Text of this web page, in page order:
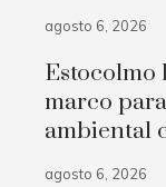
agosto 6, 2026
Estocolmo
marco
ambiental
agosto 6, 2026